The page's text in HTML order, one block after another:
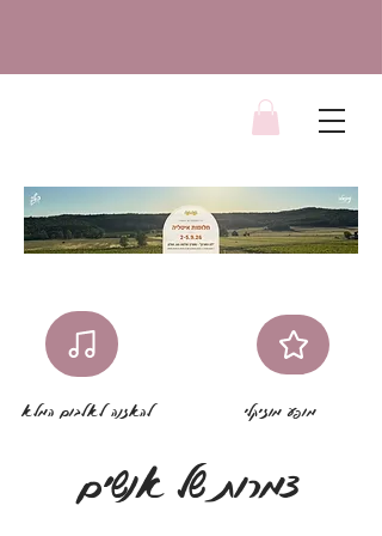
צמרות של אנשים
להאזנה לאלבום המלא מופע מוזיקלי